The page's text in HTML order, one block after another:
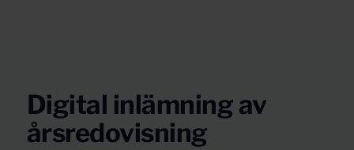
Digital inlämning av
årsredovisning